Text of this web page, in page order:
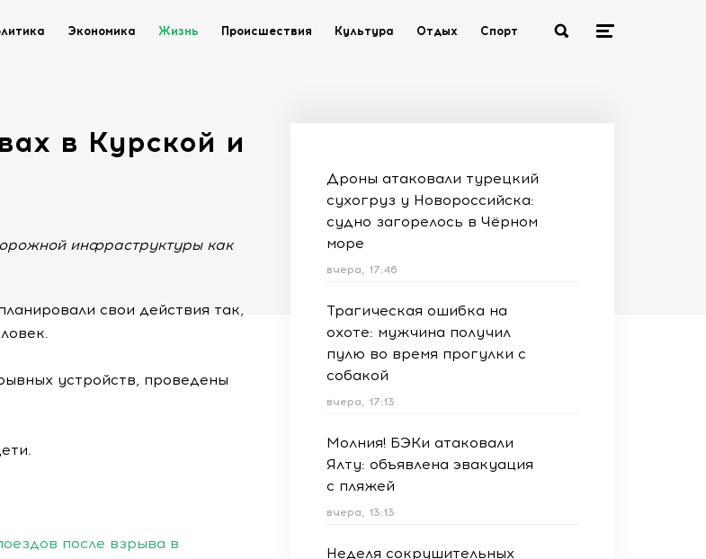
Экономика Жизнь Происшествия Культура Отдых Спорт
в Курской и
инфраструктуры как
свои действия так,
устройств, проведены
после взрыва в
Дроны атаковали турецкий
сухогруз у Новороссийска:
судно загорелось в Чёрном
море
вчера, 17:46
Трагическая ошибка на
охоте: мужчина получил
пулю во время прогулки с
собакой
вчера, 17:13
Молния! БЭКи атаковали
Ялту: объявлена эвакуация
с пляжей
вчера, 13:13
Неделя сокрушительных